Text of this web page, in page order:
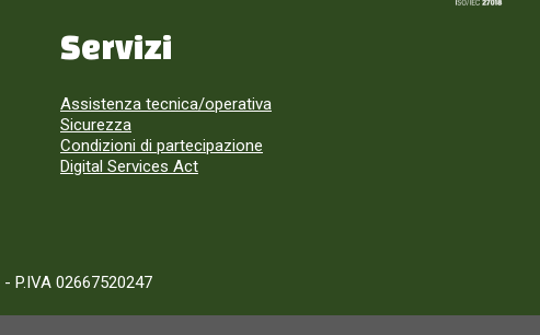
Servizi
Assistenza tecnica/operativa
Sicurezza
Condizioni di partecipazione
Digital Services Act
- P.IVA 02667520247